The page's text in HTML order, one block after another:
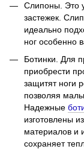
Слипоны. Это
застежек.
идеально
ног особенно
Ботинки. Для
приобрести
защитят ноги
позволяя
Надежные
изготовлены
материалов и
сохраняет